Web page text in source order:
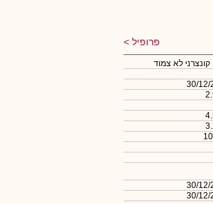
פרופיל
לא צמוד
30/12/
30/12/
30/12/